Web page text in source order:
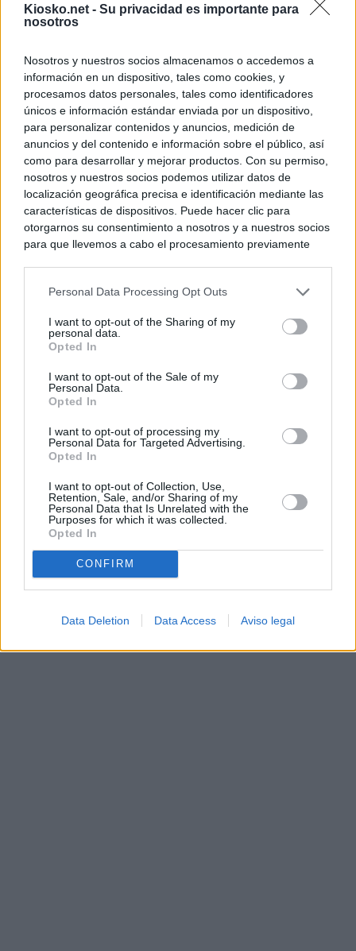
Kiosko.net - Su privacidad es importante para
nosotros
Nosotros y nuestros socios almacenamos o accedemos a
información en un dispositivo, tales como cookies, y
procesamos datos personales, tales como identificadores
únicos e información estándar enviada por un dispositivo,
para personalizar contenidos y anuncios, medición de
anuncios y del contenido e información sobre el público, así
como para desarrollar y mejorar productos. Con su permiso,
nosotros y nuestros socios podemos utilizar datos de
localización geográfica precisa e identificación mediante las
características de dispositivos. Puede hacer clic para
otorgarnos su consentimiento a nosotros y a nuestros socios
para que llevemos a cabo el procesamiento previamente
negar su consentimiento. Tenga en cuenta que algún
de su consentimiento, pero usted tiene el derecho de
rechazar tal procesamiento. Sus preferencias se aplicarán
cualquier momento entrando de nuevo en este sitio web o
visitando nuestra política de privacidad.
Personal Data Processing Opt Outs
I want to opt-out of the Sharing of my
personal data.
Opted In
I want to opt-out of the Sale of my
Personal Data.
Opted In
I want to opt-out of processing my
Personal Data for Targeted Advertising.
Opted In
I want to opt-out of Collection, Use,
Retention, Sale, and/or Sharing of my
Personal Data that Is Unrelated with the
Purposes for which it was collected.
Opted In
CONFIRM
Data Deletion Data Access Aviso legal